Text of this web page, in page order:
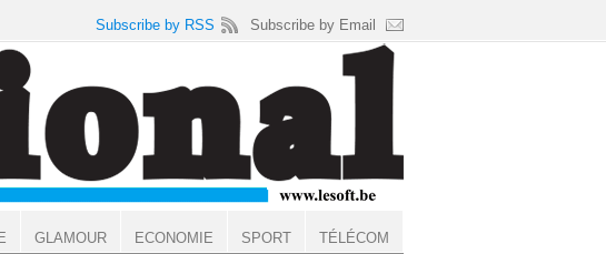
Subscribe by RSS Subscribe by Email
GLAMOUR ECONOMIE SPORT TÉLÉCOM